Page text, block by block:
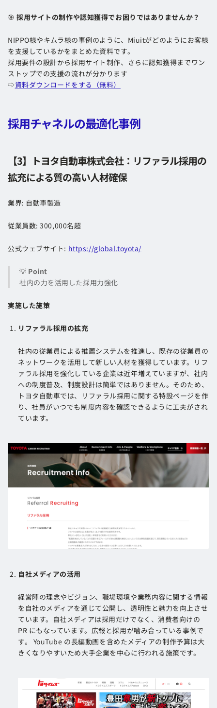
🎯採用サイトの制作や認知獲得でお困りではありませんか？
NIPPO様やキムラ様の事例のように、Miuitがどのようにお客様
を支援しているかをまとめた資料です。
採用要件の設計から採用サイト制作、さらに認知獲得までワン
ストップでの支援の流れが分かります
⇨資料ダウンロードをする（無料）
採用チャネルの最適化事例
【3】トヨタ自動車株式会社：リファラル採用の
拡充による質の高い人材確保
業界: 自動車製造
従業員数: 300,000名超
公式ウェブサイト: https://global.toyota/
💡 Point
社内の力を活用した採用力強化
実施した施策
リファラル採用の拡充
社内の従業員による推薦システムを推進し、既存の従業員の
ネットワークを活用して新しい人材を獲得しています。リフ
ァラル採用を強化している企業は近年増えていますが、社内
への制度普及、制度設計は簡単ではありません。そのため、
トヨタ自動車では、リファラル採用に関する特設ページを作
り、社員がいつでも制度内容を確認できるように工夫がされ
ています。
自社メディアの活用
経営陣の理念やビジョン、職場環境や業務内容に関する情報
を自社のメディアを通じて公開し、透明性と魅力を向上させ
ています。自社メディアは採用だけでなく、消費者向けの
PR にもなっています。広報と採用が噛み合っている事例で
す。 YouTube の長編動画を含めたメディアの制作予算は大
きくなりやすいため大手企業を中心に行われる施策です。